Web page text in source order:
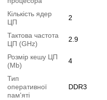
Можлива також комплектація
Для цього додайте в
"Аксесуари" разом з основним
Специфікація,
Специфікація процесора:
Тестування процесора:
Кількість ядер
ЦП
2
Тактова частота
ЦП (GHz)
2.9
Розмір кешу ЦП
(Mb)
4
Тип
оперативної
пам'яті
DDR3